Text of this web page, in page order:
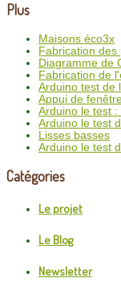
Plus
Maisons éco3x
Fabrication
Diagramme de
Fabrication de
Arduino test de
Appui de
Arduino le test :
Arduino le test
Lisses basses
Arduino le test
Catégories
Le projet
Le Blog
Newsletter